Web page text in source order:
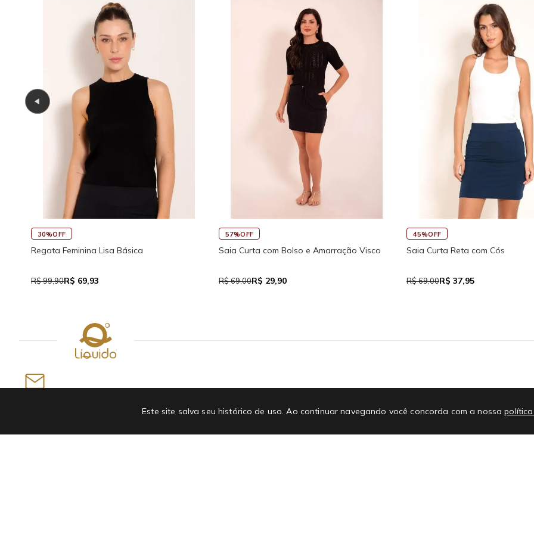
45%OFF
Saia Curta Reta com Cós
R$ 69,00R$ 37,95
30%OFF
Macaquinho Fitness New Ikat Com Abertura
R$ 159,90R$ 111,93
45%OFF
Regata Feminina de Alcinhas
R$ 71,00R$ 39,05
Este site salva seu histórico de uso. Ao continuar navegando você concorda com a nossa